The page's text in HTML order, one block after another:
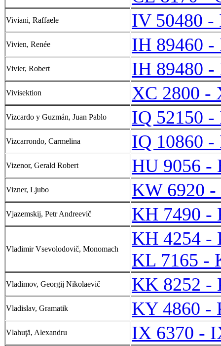
Viviani, Raffaele IV 50480 -
Vivien, Renée IH 89460 -
Vivier, Robert IH 89480 -
Vivisektion XC 2800 -
Vizcardo y Guzmán, Juan Pablo IQ 52150 -
Vizcarrondo, Carmelina IQ 10860 -
Vizenor, Gerald Robert HU 9056 -
Vizner, Ljubo KW 6920
Vjazemskij, Petr Andreevič KH 7490 -
Vladimir Vsevolodovič, Monomach
KH 4254 -
KL 7165 -
Vladimov, Georgij Nikolaevič KK 8252 -
Vladislav, Gramatik KY 4860 -
Vlahuţă, Alexandru IX 6370 -